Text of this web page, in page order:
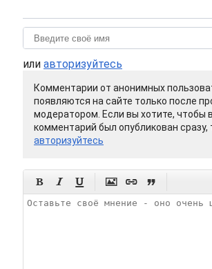
или авторизуйтесь
Комментарии от анонимных
появляются на сайте только после
модератором. Если вы хотите, чтобы
комментарий был опубликован сразу,
авторизуйтесь
     